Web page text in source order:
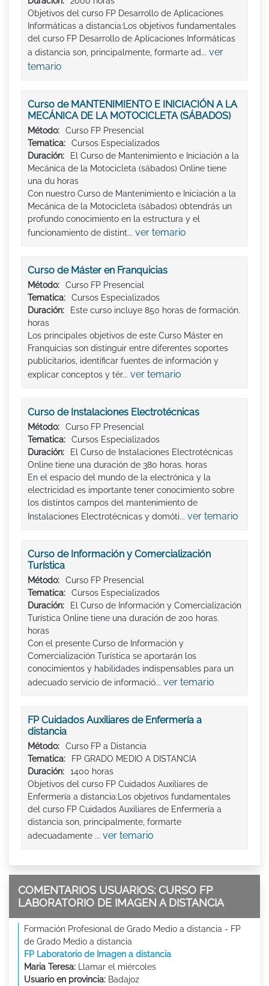
Objetivos del curso FP Desarrollo de Aplicaciones
Informáticas a distancia:Los objetivos fundamentales
del curso FP Desarrollo de Aplicaciones Informáticas
a distancia son, principalmente, formarte ad... ver
temario
Curso de MANTENIMIENTO E INICIACIÓN A LA
MECÁNICA DE LA MOTOCICLETA (SÁBADOS)
Método:
Curso FP Presencial
Tematica:
Cursos Especializados
Duración:
El Curso de Mantenimiento e Iniciación a la
Mecánica de la Motocicleta (sábados) Online tiene
una du horas
Con nuestro Curso de Mantenimiento e Iniciación a la
Mecánica de la Motocicleta (sábados) obtendrás un
profundo conocimiento en la estructura y el
funcionamiento de distint... ver temario
Curso de Máster en Franquicias
Método:
Curso FP Presencial
Tematica:
Cursos Especializados
Duración:
Este curso incluye 850 horas de formación.
horas
Los principales objetivos de este Curso Máster en
Franquicias son distinguir entre diferentes soportes
publicitarios, identificar fuentes de información y
explicar conceptos y tér... ver temario
Curso de Instalaciones Electrotécnicas
Método:
Curso FP Presencial
Tematica:
Cursos Especializados
Duración:
El Curso de Instalaciones Electrotécnicas
Online tiene una duración de 380 horas. horas
En el espacio del mundo de la electrónica y la
electricidad es importante tener conocimiento sobre
los distintos campos del mantenimiento de
Instalaciones Electrotécnicas y domóti... ver temario
Curso de Información y Comercialización
Turística
Método:
Curso FP Presencial
Tematica:
Cursos Especializados
Duración:
El Curso de Información y Comercialización
Turística Online tiene una duración de 200 horas.
horas
Con el presente Curso de Información y
Comercialización Turística se aportarán los
conocimientos y habilidades indispensables para un
adecuado servicio de informació... ver temario
FP Cuidados Auxiliares de Enfermería a
distancia
Método:
Curso FP a Distancia
Tematica:
FP GRADO MEDIO A DISTANCIA
Duración:
1400 horas
Objetivos del curso FP Cuidados Auxiliares de
Enfermería a distancia:Los objetivos fundamentales
del curso FP Cuidados Auxiliares de Enfermería a
distancia son, principalmente, formarte
adecuadamente ... ver temario
COMENTARIOS USUARIOS: CURSO FP
LABORATORIO DE IMAGEN A DISTANCIA
Formación Profesional de Grado Medio a distancia - FP
de Grado Medio a distancia
FP Laboratorio de Imagen a distancia
Maria Teresa: Llamar el miércoles
Usuario en provincia: Badajoz